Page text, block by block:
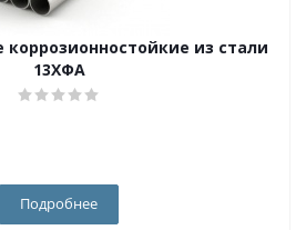
из стали
13ХФА
Подробнее